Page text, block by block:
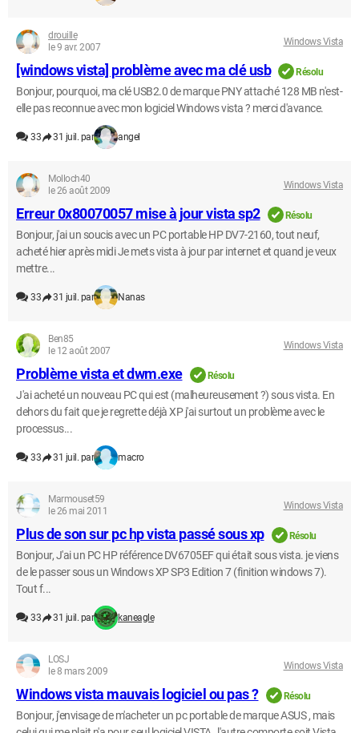
drouille
le 9 avr. 2007
Windows Vista
[windows vista] problème avec ma clé usb Résolu
Bonjour, pourquoi, ma clé USB2.0 de marque PNY attaché 128 MB n'est-
elle pas reconnue avec mon logiciel Windows vista ? merci d'avance.
33 31 juil. par angel
Molloch40
le 26 août 2009
Windows Vista
Erreur 0x80070057 mise à jour vista sp2 Résolu
Bonjour, j'ai un soucis avec un PC portable HP DV7-2160, tout neuf,
acheté hier après midi Je mets vista à jour par internet et quand je veux
mettre...
33 31 juil. par Nanas
Ben85
le 12 août 2007
Windows Vista
Problème vista et dwm.exe Résolu
J'ai acheté un nouveau PC qui est (malheureusement ?) sous vista. En
dehors du fait que je regrette déjà XP j'ai surtout un problème avec le
processus...
33 31 juil. par macro
Marmouset59
le 26 mai 2011
Windows Vista
Plus de son sur pc hp vista passé sous xp Résolu
Bonjour, J'ai un PC HP référence DV6705EF qui était sous vista. je viens
de le passer sous un Windows XP SP3 Edition 7 (finition windows 7).
Tout f...
33 31 juil. par kaneagle
LOSJ
le 8 mars 2009
Windows Vista
Windows vista mauvais logiciel ou pas ? Résolu
Bonjour, j'envisage de m'acheter un pc portable de marque ASUS , mais